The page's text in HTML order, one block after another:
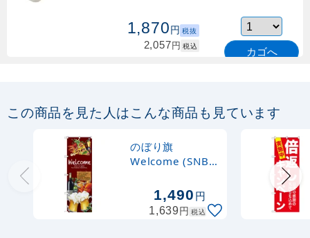
1,870円 税抜
2,057円 税込 カゴへ
1.6～3m 伸縮式 緑 (30537GRN)
売り切れ中
購入不可
定番のぼり竿 オリジナルのぼりポール
1.6～3m 伸縮式 水色 (30537SBL)
この商品を見た人はこんな商品も見ています
のぼり旗
Welcome (SNB-
1,490円
1,639円 税込